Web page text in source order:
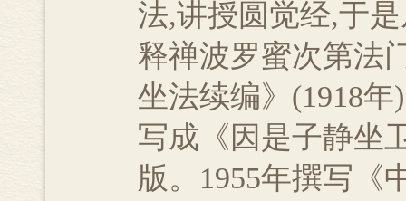
法,讲授圆觉经,于
释禅波罗蜜次第法
坐法续编》(1918
写成《因是子静坐
版。1955年撰写《